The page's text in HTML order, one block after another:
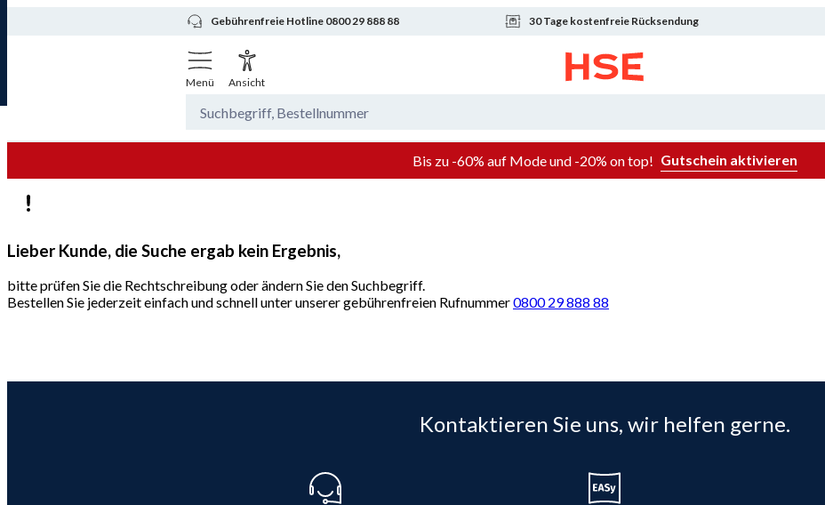
Gebührenfreie Hotline 0800 29 888 88 30 Tage kostenfreie Rücksendung
Menü Ansicht
Bis zu -60% auf Mode und -20% on top! Gutschein aktivieren
Lieber Kunde, die Suche ergab kein Ergebnis,
bitte prüfen Sie die Rechtschreibung oder ändern Sie den Suchbegriff.
Bestellen Sie jederzeit einfach und schnell unter unserer gebührenfreien Rufnummer0800 29 888 88
Kontaktieren Sie uns, wir helfen gerne.